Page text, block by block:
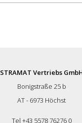
STRAMAT Vertriebs
Bonigstraße 25 b
AT - 6973 Höchst
Tel +43 5578 76276 0